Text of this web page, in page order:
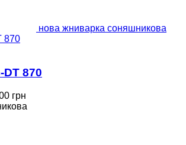
нова жниварка соняшникова
870
DT 870
грн